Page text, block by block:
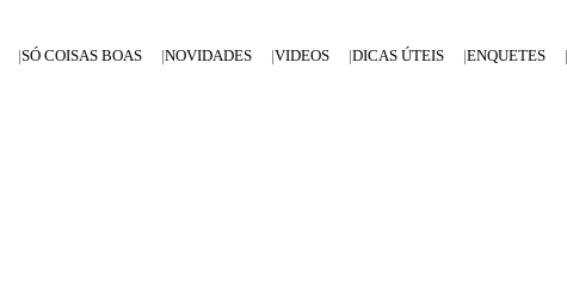
SÓ COISAS BOAS NOVIDADES VIDEOS DICAS ÚTEIS ENQUETES